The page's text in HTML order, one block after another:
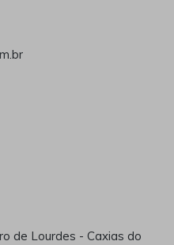
de Lourdes - Caxias do